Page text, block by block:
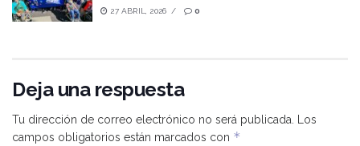
27 ABRIL, 2026 0
Deja una respuesta
Tu dirección de correo electrónico no será publicada. Los
campos obligatorios están marcados con *